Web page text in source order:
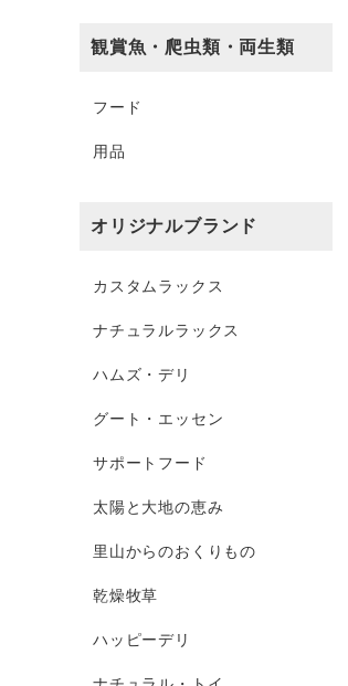
観賞魚・爬虫類・両生類
フード
用品
オリジナルブランド
カスタムラックス
ナチュラルラックス
ハムズ・デリ
グート・エッセン
サポートフード
太陽と大地の恵み
里山からのおくりもの
乾燥牧草
ハッピーデリ